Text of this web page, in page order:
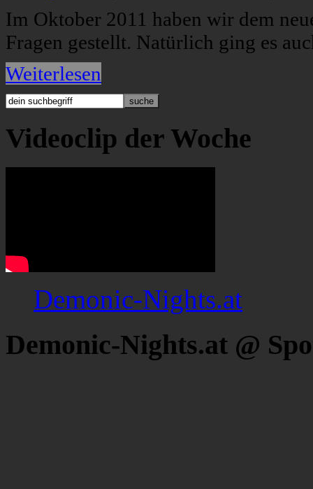
Im Oktober 2011 haben wir dem
Fragen gestellt. Natürlich ging es
Weiterlesen
Videoclip der Woche
Demonic-Nights.at
Demonic-Nights.at @